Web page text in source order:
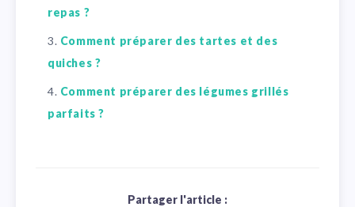
repas ?
Comment préparer des tartes et des
quiches ?
Comment préparer des légumes grillés
parfaits ?
Partager l'article :